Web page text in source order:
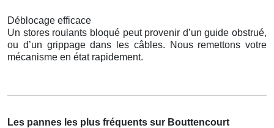
Déblocage efficace
Un stores roulants bloqué peut provenir d’un guide obstrué,
ou d’un grippage dans les câbles. Nous remettons votre
mécanisme en état rapidement.
Les pannes les plus fréquents sur Bouttencourt